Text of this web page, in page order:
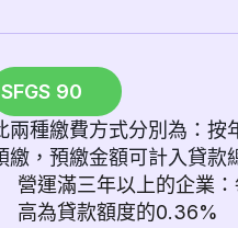
SFGS 90
兩種繳費方式分別為：按
繳，預繳金額可計入貸款
營運滿三年以上的企業
高為貸款額度的0.36%